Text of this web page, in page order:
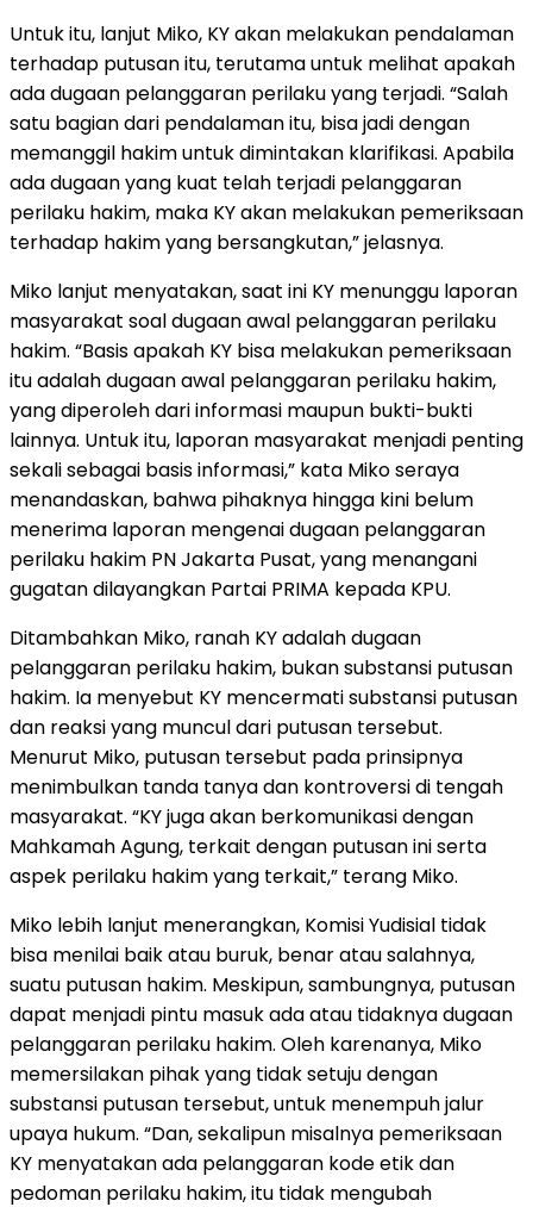
Untuk itu, lanjut Miko, KY akan melakukan pendalaman
terhadap putusan itu, terutama untuk melihat apakah
ada dugaan pelanggaran perilaku yang terjadi. “Salah
satu bagian dari pendalaman itu, bisa jadi dengan
memanggil hakim untuk dimintakan klarifikasi. Apabila
ada dugaan yang kuat telah terjadi pelanggaran
perilaku hakim, maka KY akan melakukan pemeriksaan
terhadap hakim yang bersangkutan,” jelasnya.
Miko lanjut menyatakan, saat ini KY menunggu laporan
masyarakat soal dugaan awal pelanggaran perilaku
hakim. “Basis apakah KY bisa melakukan pemeriksaan
itu adalah dugaan awal pelanggaran perilaku hakim,
yang diperoleh dari informasi maupun bukti-bukti
lainnya. Untuk itu, laporan masyarakat menjadi penting
sekali sebagai basis informasi,” kata Miko seraya
menandaskan, bahwa pihaknya hingga kini belum
menerima laporan mengenai dugaan pelanggaran
perilaku hakim PN Jakarta Pusat, yang menangani
gugatan dilayangkan Partai PRIMA kepada KPU.
Ditambahkan Miko, ranah KY adalah dugaan
pelanggaran perilaku hakim, bukan substansi putusan
hakim. Ia menyebut KY mencermati substansi putusan
dan reaksi yang muncul dari putusan tersebut.
Menurut Miko, putusan tersebut pada prinsipnya
menimbulkan tanda tanya dan kontroversi di tengah
masyarakat. “KY juga akan berkomunikasi dengan
Mahkamah Agung, terkait dengan putusan ini serta
aspek perilaku hakim yang terkait,” terang Miko.
Miko lebih lanjut menerangkan, Komisi Yudisial tidak
bisa menilai baik atau buruk, benar atau salahnya,
suatu putusan hakim. Meskipun, sambungnya, putusan
dapat menjadi pintu masuk ada atau tidaknya dugaan
pelanggaran perilaku hakim. Oleh karenanya, Miko
memersilakan pihak yang tidak setuju dengan
substansi putusan tersebut, untuk menempuh jalur
upaya hukum. “Dan, sekalipun misalnya pemeriksaan
KY menyatakan ada pelanggaran kode etik dan
pedoman perilaku hakim, itu tidak mengubah